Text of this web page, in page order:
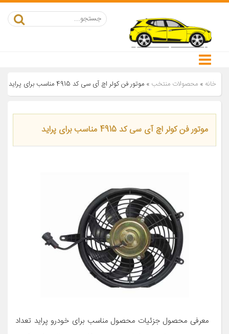
خانه » محصولات منتخب » موتور فن کولر اچ آی سی کد 4915 مناسب برای پراید
موتور فن کولر اچ آی سی کد 4915 مناسب برای پراید
معرفی محصول جزئیات محصول مناسب برای خودرو پراید تعداد